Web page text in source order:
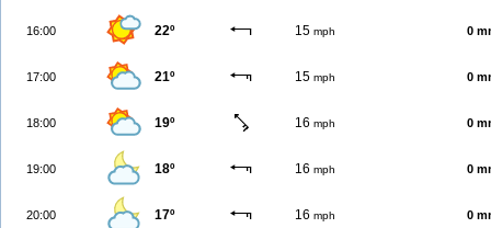
16:00 22º 15 mph 0
17:00 21º 15 mph 0
18:00 19º 16 mph 0
19:00 18º 16 mph 0
20:00 17º 16 mph 0